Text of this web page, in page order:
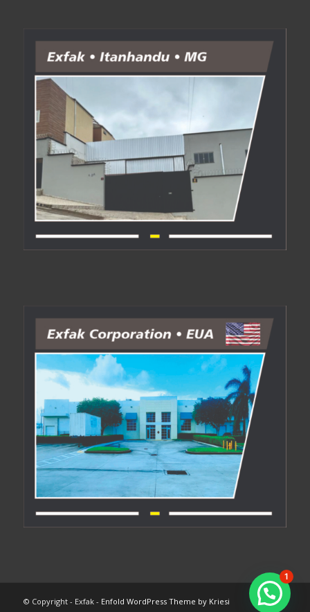
© Copyright - Exfak - Enfold WordPress Theme by Kriesi
1